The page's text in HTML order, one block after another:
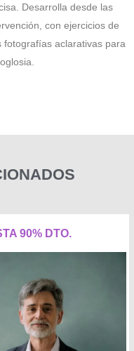
Desarrolla desde las
con ejercicios de
fotografías aclarativas para
90% DTO.